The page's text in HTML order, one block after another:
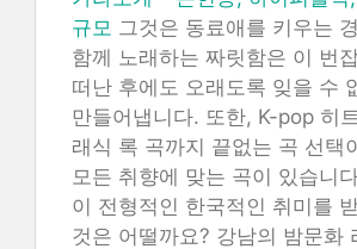
규모 그것은 동료애를 키우는
함께 노래하는 짜릿함은 이 번
떠난 후에도 오래도록 잊을 수
만들어냅니다. 또한, K-pop 히
래식 록 곡까지 끝없는 곡 선택
모든 취향에 맞는 곡이 있습니
이 전형적인 한국적인 취미를
것은 어떨까요? 강남의 밤문화